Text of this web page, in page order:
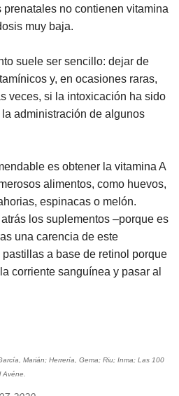
prenatales no contienen vitamina
muy baja.
suele ser sencillo: dejar de
y, en ocasiones raras,
veces, si la intoxicación ha sido
administración de algunos
es obtener la vitamina A
alimentos, como huevos,
espinacas o melón.
los suplementos –porque es
una carencia de este
a base de retinol porque
corriente sanguínea y pasar al
Marián; Herrería, Gema; Riu; Inma; Las 100
Avéne.